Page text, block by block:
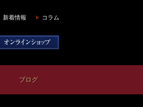
新着情報 コラム
ブログ